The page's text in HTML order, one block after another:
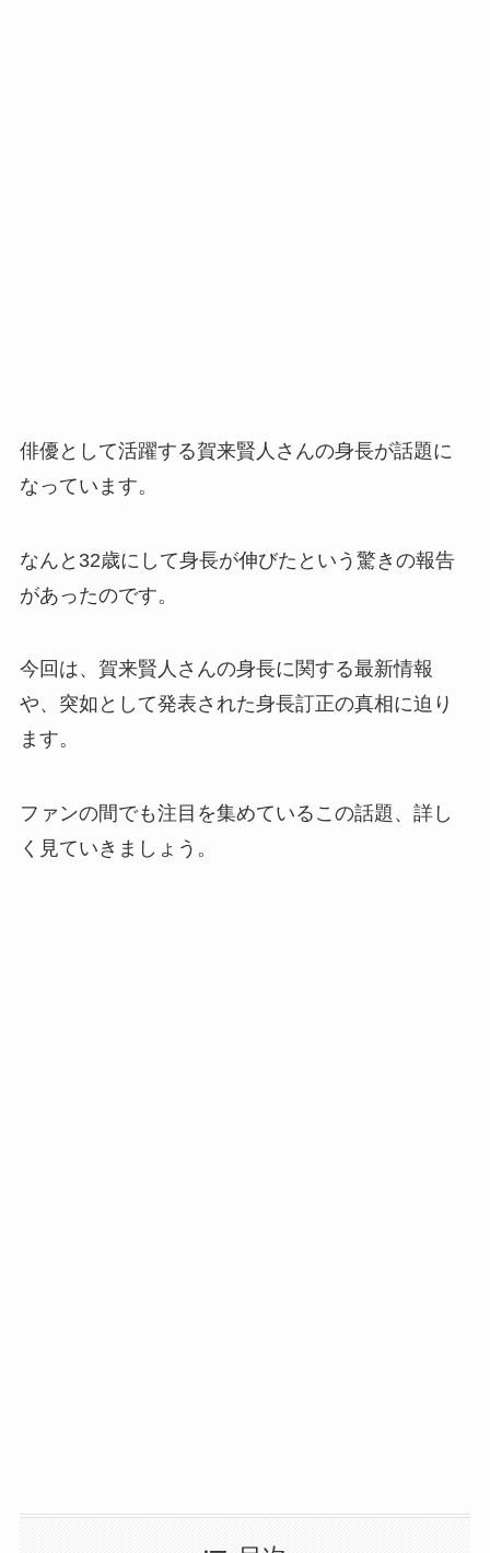
俳優として活躍する賀来賢人さんの身長が話題に
なっています。
なんと32歳にして身長が伸びたという驚きの報告
があったのです。
今回は、賀来賢人さんの身長に関する最新情報
や、突如として発表された身長訂正の真相に迫り
ます。
ファンの間でも注目を集めているこの話題、詳し
く見ていきましょう。